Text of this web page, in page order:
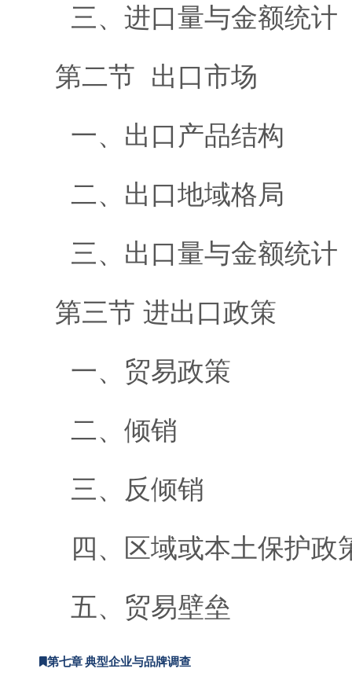
三、进口量与金额统计
第二节 出口市场
一、出口产品结构
二、出口地域格局
三、出口量与金额统计
第三节 进出口政策
一、贸易政策
二、倾销
三、反倾销
四、区域或本土保护政
五、贸易壁垒
第七章 典型企业与品牌调查